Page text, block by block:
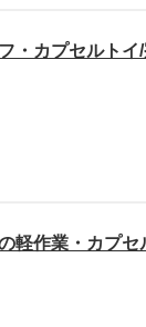
・カプセルト
軽作業・カプ